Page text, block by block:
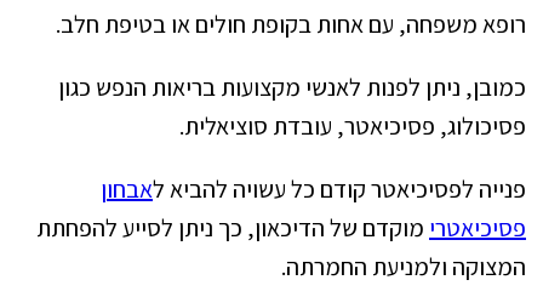
רופא משפחה, עם אחות בקופת חולים או בטיפת חלב.
כמובן, ניתן לפנות לאנשי מקצועות בריאות הנפש כגון
פסיכולוג, פסיכיאטר, עובדת סוציאלית.
פנייה לפסיכיאטר קודם כל עשויה להביא לאבחון
פסיכיאטרי מוקדם של הדיכאון, כך ניתן לסייע להפחתת
המצוקה ולמניעת החמרתה.